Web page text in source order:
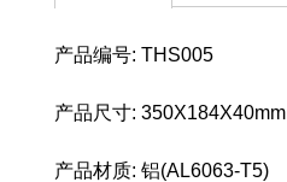
产品编号: THS005
产品尺寸: 350X184X40mm
产品材质: 铝(AL6063-T5)